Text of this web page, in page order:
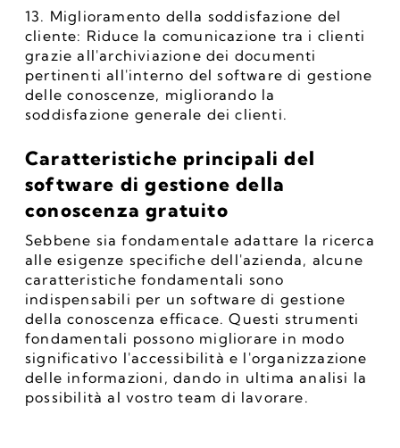
13. Miglioramento della soddisfazione del
cliente: Riduce la comunicazione tra i clienti
grazie all'archiviazione dei documenti
pertinenti all'interno del software di gestione
delle conoscenze, migliorando la
soddisfazione generale dei clienti.
Caratteristiche principali del
software di gestione della
conoscenza gratuito
Sebbene sia fondamentale adattare la ricerca
alle esigenze specifiche dell'azienda, alcune
caratteristiche fondamentali sono
indispensabili per un software di gestione
della conoscenza efficace. Questi strumenti
fondamentali possono migliorare in modo
significativo l'accessibilità e l'organizzazione
delle informazioni, dando in ultima analisi la
possibilità al vostro team di lavorare.